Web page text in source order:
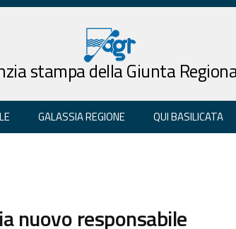
stampa della Giunta
GALASSIA REGIONE QUI BASILICATA
nuovo responsabile